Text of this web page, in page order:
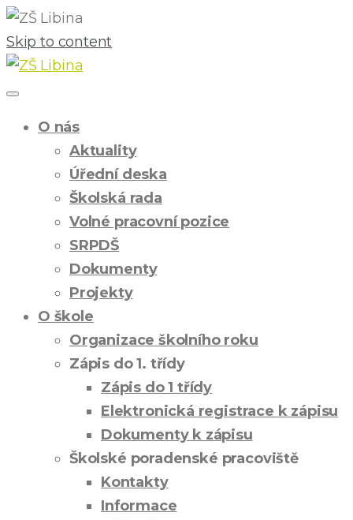
Skip to content
O nás
Aktuality
Úřední deska
Školská rada
Volné pracovní pozice
SRPDŠ
Dokumenty
Projekty
O škole
Organizace školního roku
Zápis do 1. třídy
Zápis do 1 třídy
Elektronická registrace k zápisu
Dokumenty k zápisu
Školské poradenské pracoviště
Kontakty
Informace